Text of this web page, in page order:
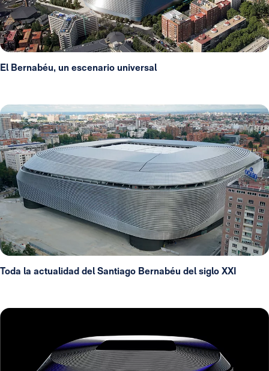
El Bernabéu, un escenario universal
Toda la actualidad del Santiago Bernabéu del siglo XXI